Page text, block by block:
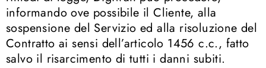
informando ove possibile il Cliente, alla
sospensione del Servizio ed alla risoluzione del
Contratto ai sensi dell’articolo 1456 c.c., fatto
salvo il risarcimento di tutti i danni subiti.